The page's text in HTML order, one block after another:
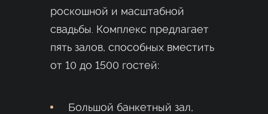
роскошной и масштабной
свадьбы. Комплекс предлагает
пять залов, способных вместить
от 10 до 1500 гостей:
Большой банкетный зал,